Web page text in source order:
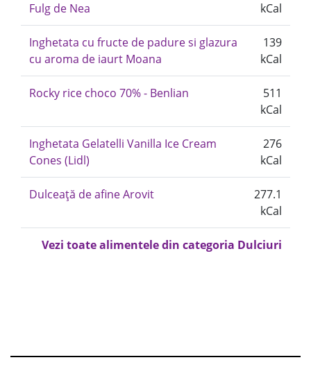
Fulg de Nea
kCal
Inghetata cu fructe de padure si glazura
cu aroma de iaurt Moana
139
kCal
Rocky rice choco 70% - Benlian
511
kCal
Inghetata Gelatelli Vanilla Ice Cream
Cones (Lidl)
276
kCal
Dulceață de afine Arovit
277.1
kCal
Vezi toate alimentele din categoria Dulciuri